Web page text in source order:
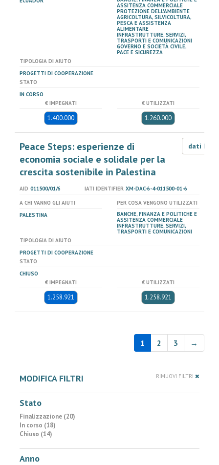
ASSITENZA COMMERCIALE
PROTEZIONE DELL'AMBIENTE
AGRICOLTURA, SILVICOLTURA,
PESCA E ASSISTENZA
ALIMENTARE
INFRASTRUTTURE, SERVIZI,
TRASPORTI E COMUNICAZIONI
GOVERNO E SOCIETÀ CIVILE,
PACE E SICUREZZA
TIPOLOGIA DI AIUTO
PROGETTI DI COOPERAZIONE
STATO
IN CORSO
€ IMPEGNATI
1.400.000
€ UTILIZZATI
1.260.000
Peace Steps: esperienze di
economia sociale e solidale per la
crescita sostenibile in Palestina
dati LOD
AID 011500/01/6 IATI IDENTIFIER XM-DAC-6-4-011500-01-6
A CHI VANNO GLI AIUTI
PALESTINA
PER COSA VENGONO UTILIZZATI
BANCHE, FINANZA E POLITICHE E
ASSITENZA COMMERCIALE
INFRASTRUTTURE, SERVIZI,
TRASPORTI E COMUNICAZIONI
TIPOLOGIA DI AIUTO
PROGETTI DI COOPERAZIONE
STATO
CHIUSO
€ IMPEGNATI
1.258.921
€ UTILIZZATI
1.258.921
1 2 3 →
MODIFICA FILTRI RIMUOVI FILTRI
Stato
Finalizzazione (20)
In corso (18)
Chiuso (14)
Anno